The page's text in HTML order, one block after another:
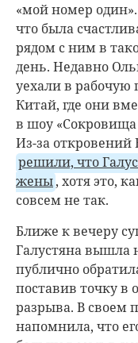
«мой номер
что была
рядом с ним в
день. Недавно
уехали в рабочую
Китай, где они
в шоу
Из-за откровений
решили, что
жены, хотя это,
совсем не так.
Ближе к вечеру
Галустяна вышла
публично
поставив точку в
разрыва. В своем
напомнила, что